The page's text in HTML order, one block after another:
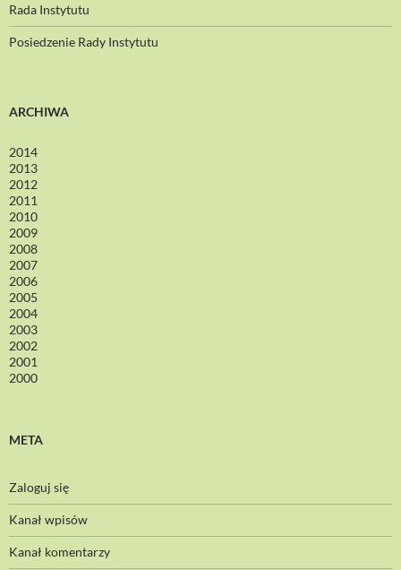
Rada Instytutu
Posiedzenie Rady Instytutu
ARCHIWA
2014
2013
2012
2011
2010
2009
2008
2007
2006
2005
2004
2003
2002
2001
2000
META
Zaloguj się
Kanał wpisów
Kanał komentarzy